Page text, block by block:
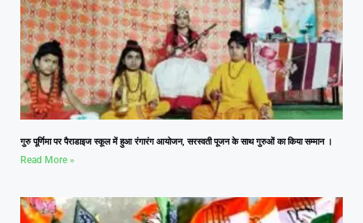
गुरु पूर्णिमा पर पैराडाइज स्कूल में हुआ रंगारंग आयोजन, सरस्वती पूजन के साथ गुरुओं का किया सम्मान ।
Read More »